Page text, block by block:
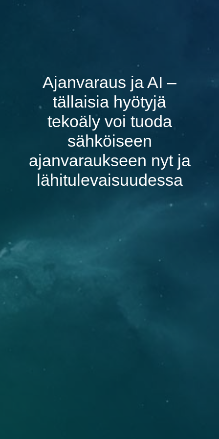
Ajanvaraus ja AI –
tällaisia hyötyjä
tekoäly voi tuoda
sähköiseen
ajanvaraukseen nyt ja
lähitulevaisuudessa